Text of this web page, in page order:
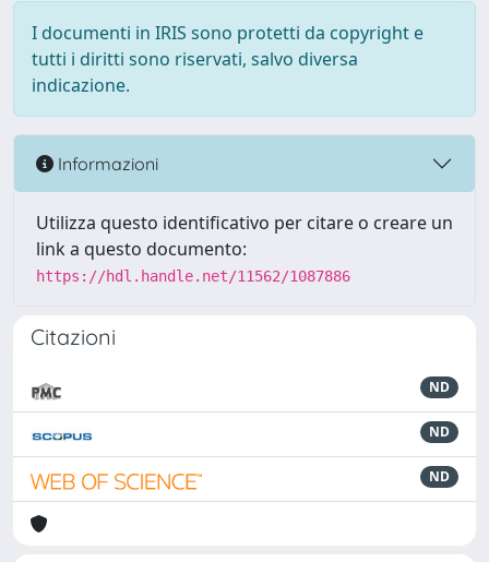
I documenti in IRIS sono protetti da copyright e
tutti i diritti sono riservati, salvo diversa
indicazione.
Informazioni
Utilizza questo identificativo per citare o creare un
link a questo documento:
https://hdl.handle.net/11562/1087886
Citazioni
ND
ND
ND